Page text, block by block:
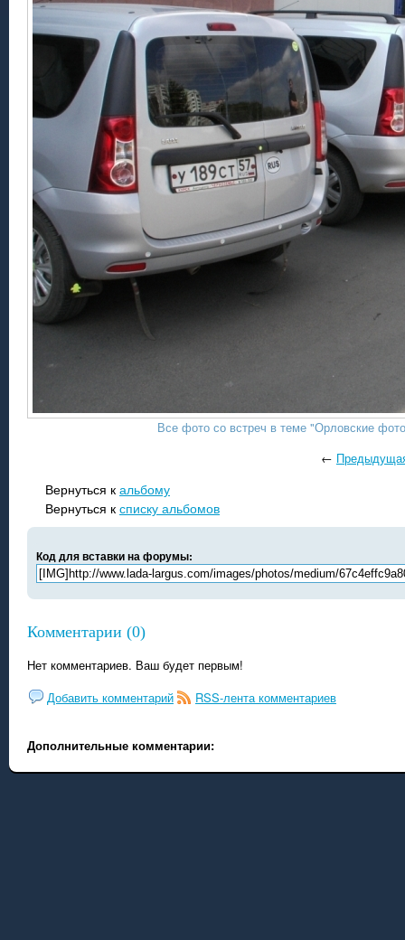
Все фото со встреч в теме "Орловские
←
Вернуться к альбому
Вернуться к списку альбомов
Код для вставки на форумы:
Комментарии (0)
Нет комментариев. Ваш будет первым!
Добавить комментарий
RSS-лента комментариев
Дополнительные комментарии: